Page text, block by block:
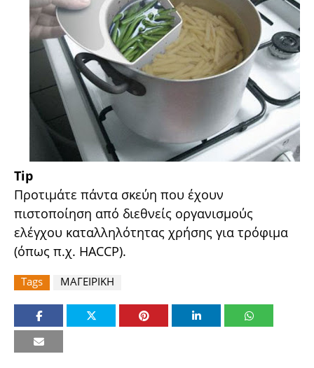
Tip
Προτιµάτε πάντα σκεύη που έχουν
πιστοποίηση από διεθνείς οργανισµούς
ελέγχου καταλληλότητας χρήσης για τρόφιµα
(όπως π.χ. HACCP).
Tags ΜΑΓΕΙΡΙΚΗ